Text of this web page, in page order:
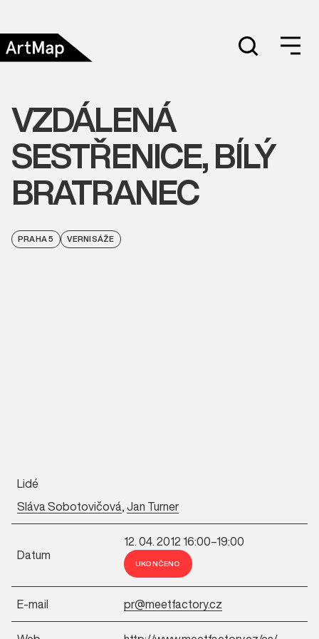
VZDÁLENÁ
SESTŘENICE, BÍLÝ
BRATRANEC
PRAHA 5 VERNISÁŽE
Lidé
Sláva Sobotovičová,Jan Turner
Datum
12. 04. 2012 16:00–19:00
UKONČENO
E-mail pr@meetfactory.cz